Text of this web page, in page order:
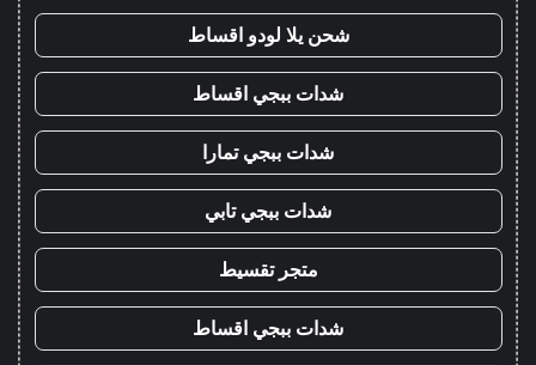
شحن يلا لودو اقساط
شدات ببجي اقساط
شدات ببجي تمارا
شدات ببجي تابي
متجر تقسيط
شدات ببجي اقساط